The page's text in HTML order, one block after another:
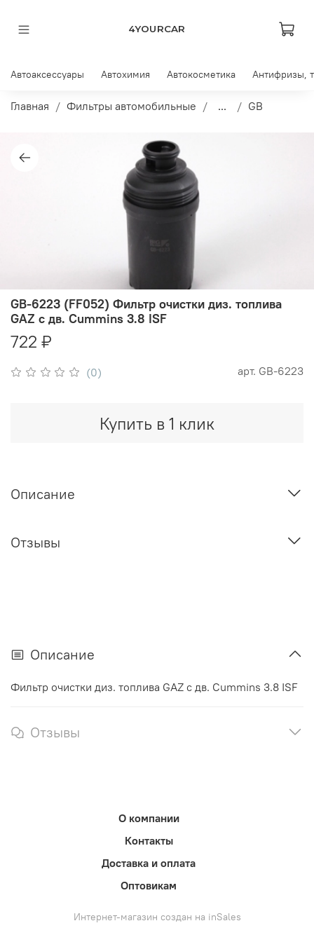
4YOURCAR
Автоаксессуары Автохимия Автокосметика Антифризы,
Главная Фильтры автомобильные ... GB
(0) арт. GB-6223
GB-6223 (FF052) Фильтр очистки диз. топлива
GAZ с дв. Cummins 3.8 ISF
722 ₽
Купить в 1 клик
Описание
Отзывы
Описание
Фильтр очистки диз. топлива GAZ с дв. Cummins 3.8 ISF
Отзывы
О компании
Контакты
Доставка и оплата
Оптовикам
Интернет-магазин создан на inSales